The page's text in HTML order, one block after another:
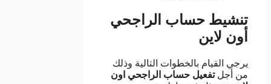
تنشيط حساب الراجحي
أون لاين
يرجي القيام بالخطوات التالية وذلك
من أجلتفعيل حساب الراجحي اون